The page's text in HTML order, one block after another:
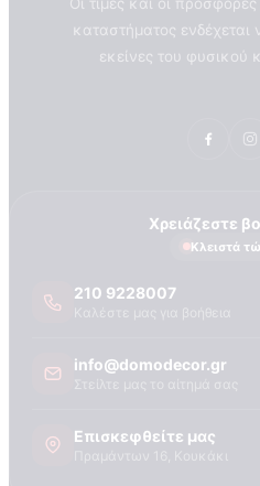
καταστήματος
εκείνες του φυσικού
Χρειάζεστε
Κλειστά
210 9228007
info@domodecor.gr
Επισκεφθείτε μας